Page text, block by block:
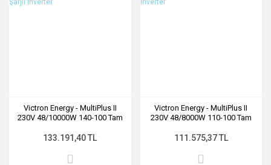
Victron Energy - MultiPlus II
230V 48/10000W 140-100 Tam
133.191,40 TL
Victron Energy - MultiPlus II
230V 48/8000W 110-100 Tam
111.575,37 TL